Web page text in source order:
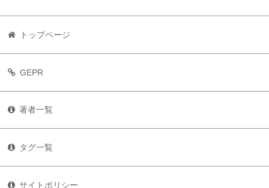
トップページ
GEPR
著者一覧
タグ一覧
サイトポリシー